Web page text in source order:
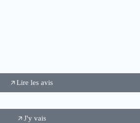
Lire les avis
J'y vais